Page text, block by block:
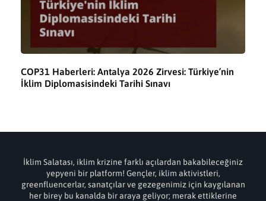
COP31 Haberleri: Antalya 2026 Zirvesi: Türkiye’nin
İklim Diplomasisindeki Tarihi Sınavı
İklim Salatası, iklim krizine farklı açılardan bakabileceğiniz
yepyeni bir platform! Gençler, iklim aktivistleri,
greenfluencerlar, sanatçılar ve gezegenimiz için kaygılanan
her birey bu kanalda bir araya geliyor; merak ettiklerine